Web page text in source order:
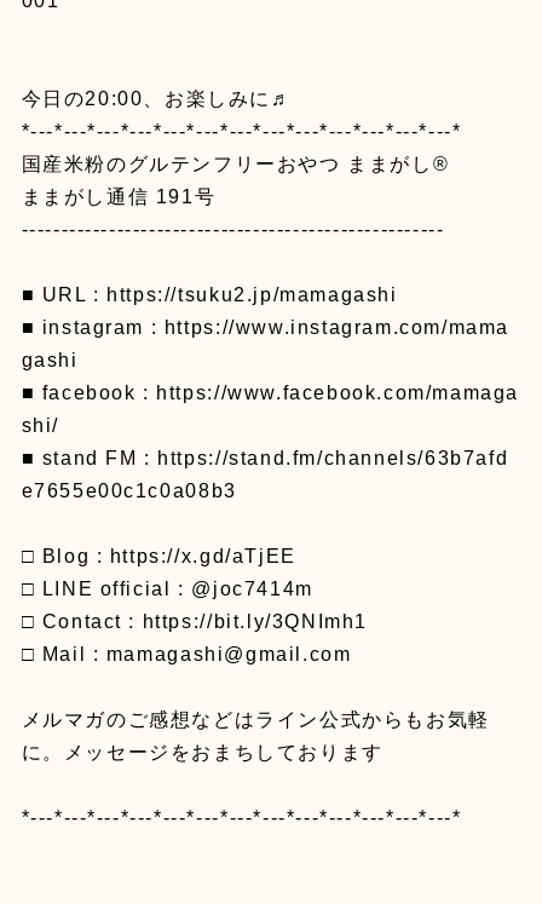
今日の20:00、お楽しみに♬
*---*---*---*---*---*---*---*---*---*---*---*---*---*
国産米粉のグルテンフリーおやつ ままがし®️
ままがし通信 191号
-----------------------------------------------------
■ URL : https://tsuku2.jp/mamagashi
■ instagram : https://www.instagram.com/mama
gashi
■ facebook : https://www.facebook.com/mamaga
shi/
■ stand FM : https://stand.fm/channels/63b7afd
e7655e00c1c0a08b3
□ Blog : https://x.gd/aTjEE
□ LINE official : @joc7414m
□ Contact : https://bit.ly/3QNImh1
□ Mail : mamagashi@gmail.com
メルマガのご感想などはライン公式からもお気軽
に。メッセージをおまちしております
*---*---*---*---*---*---*---*---*---*---*---*---*---*